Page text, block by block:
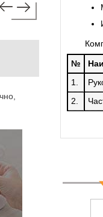
№
1.
2.